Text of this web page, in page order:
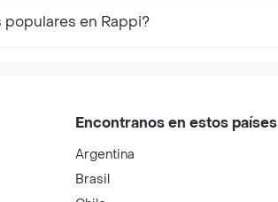
populares en Rappi?
Encontranos en estos países
Argentina
Brasil